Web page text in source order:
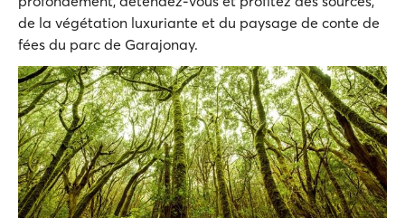
de la végétation luxuriante et du paysage de conte de
fées du parc de Garajonay.